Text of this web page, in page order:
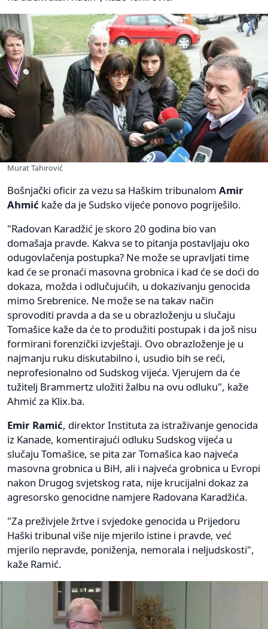
Murat Tahirović
Bošnjački oficir za vezu sa Haškim tribunalom Amir
Ahmić kaže da je Sudsko vijeće ponovo pogriješilo.
"Radovan Karadžić je skoro 20 godina bio van
domašaja pravde. Kakva se to pitanja postavljaju oko
odugovlačenja postupka? Ne može se upravljati time
kad će se pronaći masovna grobnica i kad će se doći do
dokaza, možda i odlučujućih, u dokazivanju genocida
mimo Srebrenice. Ne može se na takav način
sprovoditi pravda a da se u obrazloženju u slučaju
Tomašice kaže da će to produžiti postupak i da još nisu
formirani forenzički izvještaji. Ovo obrazloženje je u
najmanju ruku diskutabilno i, usudio bih se reći,
neprofesionalno od Sudskog vijeća. Vjerujem da će
tužitelj Brammertz uložiti žalbu na ovu odluku", kaže
Ahmić za Klix.ba.
Emir Ramić, direktor Instituta za istraživanje genocida
iz Kanade, komentirajući odluku Sudskog vijeća u
slučaju Tomašice, se pita zar Tomašica kao najveća
masovna grobnica u BiH, ali i najveća grobnica u Evropi
nakon Drugog svjetskog rata, nije krucijalni dokaz za
agresorsko genocidne namjere Radovana Karadžića.
"Za preživjele žrtve i svjedoke genocida u Prijedoru
Haški tribunal više nije mjerilo istine i pravde, već
mjerilo nepravde, poniženja, nemorala i neljudskosti",
kaže Ramić.